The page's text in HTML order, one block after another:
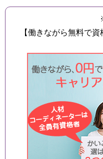
【働きながら無料で